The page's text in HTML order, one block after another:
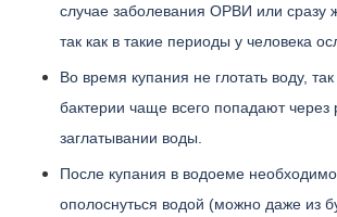
случае заболевания ОРВИ или сразу
так как в такие периоды у человека
Во время купания не глотать воду,
бактерии чаще всего попадают через
заглатывании воды.
После купания в водоеме
ополоснуться водой (можно даже из